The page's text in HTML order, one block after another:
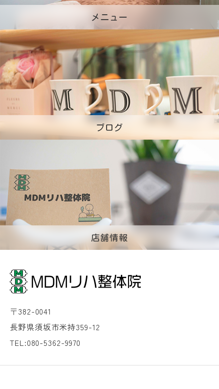
メニュー
ブログ
店舗情報
〒382-0041
長野県須坂市米持359-12
TEL:080-5362-9970